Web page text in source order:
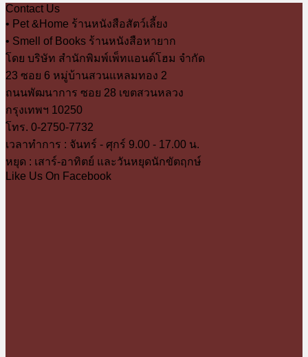
Contact Us
• Pet &Home ร้านหนังสือสัตว์เลี้ยง
• Smell of Books ร้านหนังสือหายาก
โดย บริษัท สำนักพิมพ์เพ็ทแอนด์โฮม จำกัด
23 ซอย 6 หมู่บ้านสวนแหลมทอง 2
ถนนพัฒนาการ ซอย 28 เขตสวนหลวง
กรุงเทพฯ 10250
โทร. 0-2750-7732
เวลาทำการ : จันทร์ - ศุกร์ 9.00 - 17.00 น.
หยุด : เสาร์-อาทิตย์ และวันหยุดนักขัตฤกษ์
Like Us On Facebook